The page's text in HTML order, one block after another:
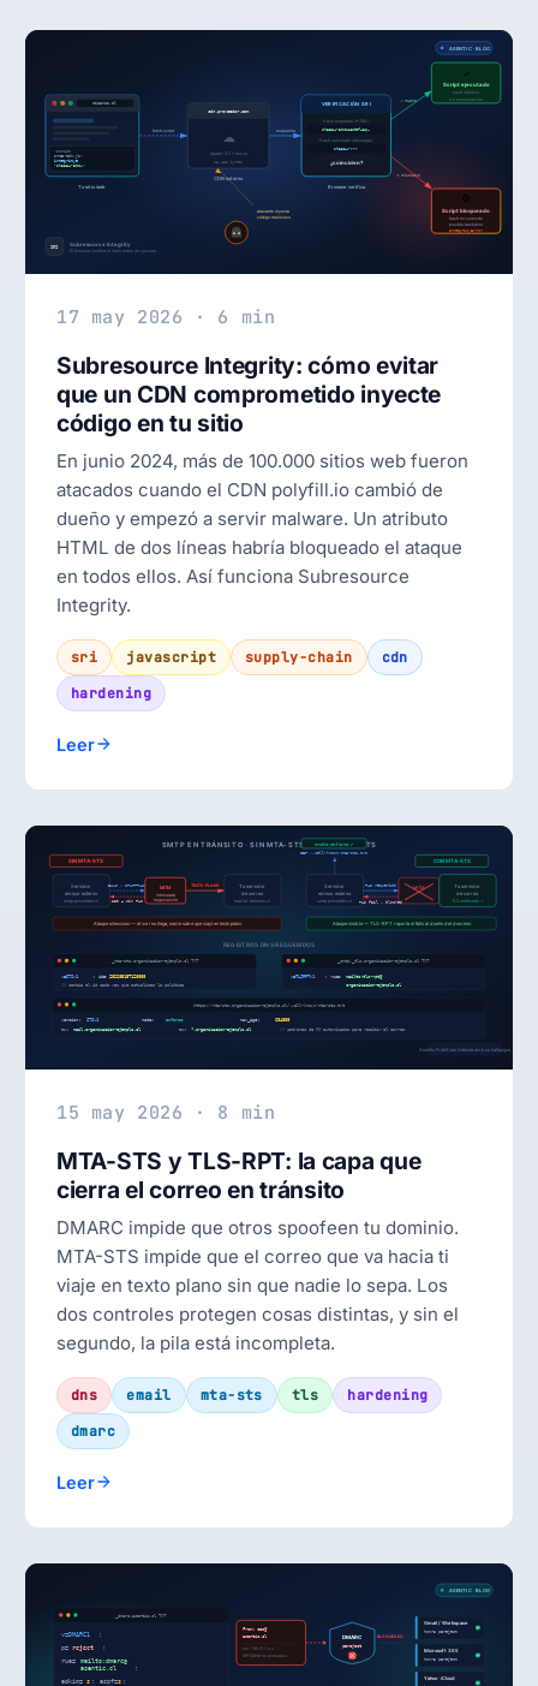
17 may 2026 · 6 min
Subresource Integrity: cómo evitar
que un CDN comprometido inyecte
código en tu sitio
En junio 2024, más de 100.000 sitios web fueron
atacados cuando el CDN polyfill.io cambió de
dueño y empezó a servir malware. Un atributo
HTML de dos líneas habría bloqueado el ataque
en todos ellos. Así funciona Subresource
Integrity.
sri javascript supply-chain
cdn
hardening
Leer
15 may 2026 · 8 min
MTA-STS y TLS-RPT: la capa que
cierra el correo en tránsito
DMARC impide que otros spoofeen tu dominio.
MTA-STS impide que el correo que va hacia ti
viaje en texto plano sin que nadie lo sepa. Los
dos controles protegen cosas distintas, y sin el
segundo, la pila está incompleta.
dns email mta-sts tls
hardening
dmarc
Leer